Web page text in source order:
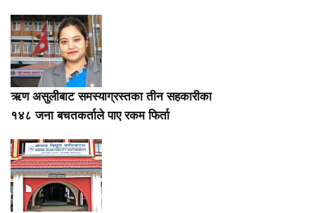
ऋण असुलीबाट समस्याग्रस्तका तीन सहकारीका
१४८ जना बचतकर्ताले पाए रकम फिर्ता